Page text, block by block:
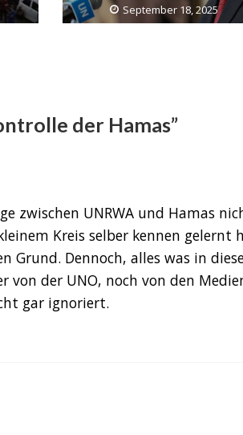
September 18, 2025
der Hamas”
zwischen UNRWA und Hamas
Kreis selber kennen gelernt
Grund. Dennoch, alles was in
von der UNO, noch von den
gar ignoriert.